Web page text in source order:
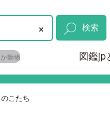
× 検索
動物 図鑑jp
こたち